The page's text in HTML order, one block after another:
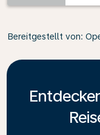
Bereitgestellt von: